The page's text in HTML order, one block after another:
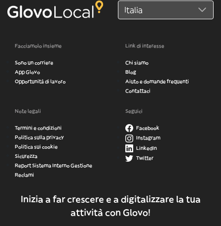
Facciamolo insieme
Sono un corriere
App Glovo
Opportunità di lavoro
Link di interesse
Chi siamo
Blog
Aiuto e domande frequenti
Contattaci
Note legali
Termini e condizioni
Politica sulla privacy
Politica sui cookie
Sicurezza
Report Sistema Interno Gestione
Reclami
Seguici
Facebook
Instagram
LinkedIn
Twitter
Inizia a far crescere e a digitalizzare la tua
attività con Glovo!